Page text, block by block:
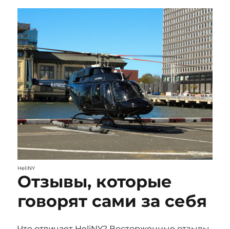
HeliNY
Отзывы, которые
говорят сами за себя